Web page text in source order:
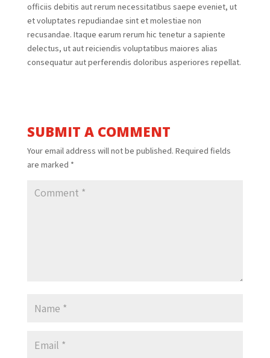
officiis debitis aut rerum necessitatibus saepe eveniet, ut
et voluptates repudiandae sint et molestiae non
recusandae. Itaque earum rerum hic tenetur a sapiente
delectus, ut aut reiciendis voluptatibus maiores alias
consequatur aut perferendis doloribus asperiores repellat.
SUBMIT A COMMENT
Your email address will not be published. Required fields
are marked *